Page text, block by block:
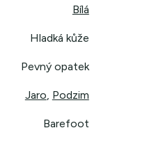
Bílá
Hladká kůže
Pevný opatek
Jaro Podzim
Barefoot